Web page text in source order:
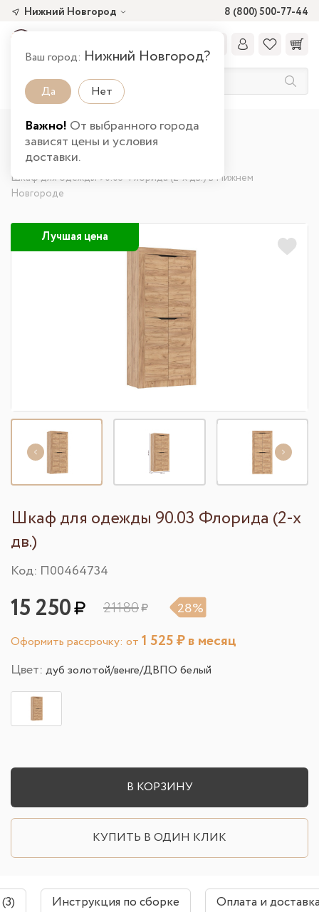
8 (800) 500-77-44
Нижний Новгород
Ваш город: Нижний Новгород?
Да Нет
Важно! От выбранного города
зависят цены и условия
доставки.
Главная
Каталог товаров
Шкафы и стеллажи от производителя
Распашные шкафы от производителя
Шкаф для одежды 90.03 Флорида (2-х дв.) в Нижнем
Новгороде
Лучшая цена
Шкаф для одежды 90.03 Флорида (2-х
дв.)
Код: П00464734
15 250 21180 28%
Оформить рассрочку: от 1 525₽ в месяц
Цвет: дуб золотой/венге/ДВПО белый
В КОРЗИНУ
КУПИТЬ В ОДИН КЛИК
Инструкция по сборке Оплата и